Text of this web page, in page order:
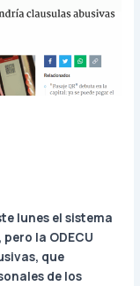
lunes el sistema
la ODECU
que
de los